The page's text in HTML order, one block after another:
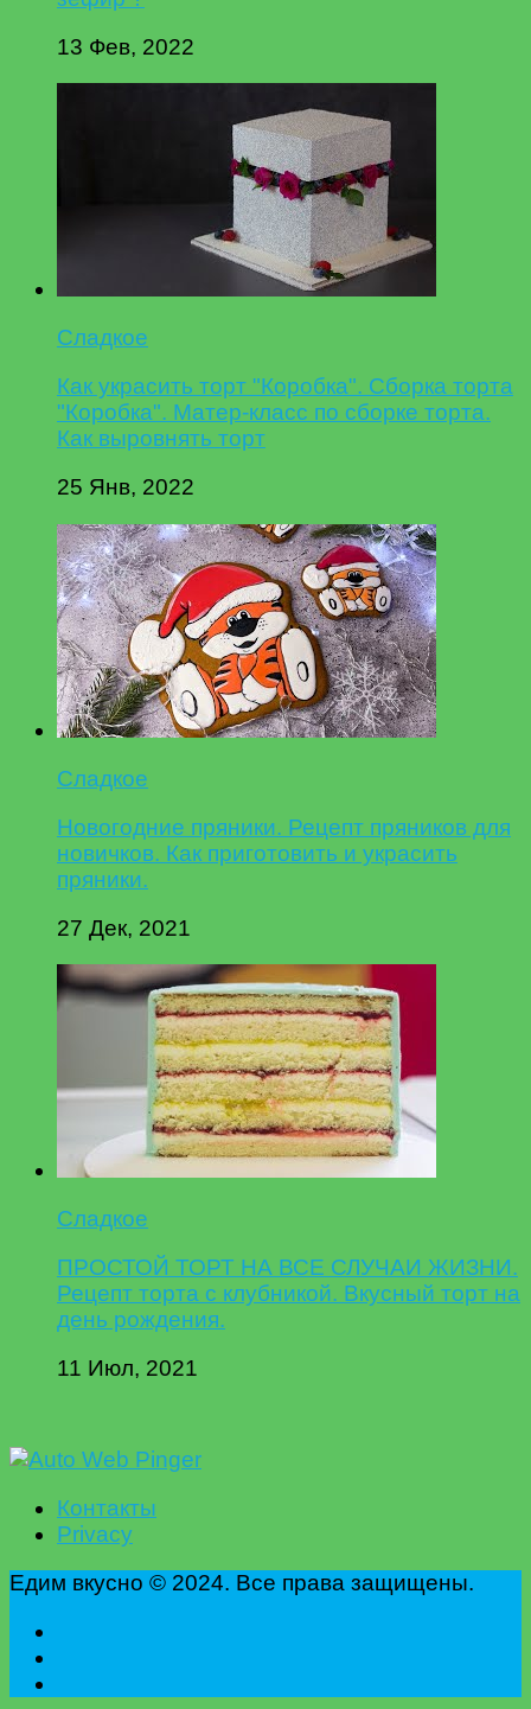
13 Фев, 2022
Сладкое
Как украсить торт "Коробка". Сборка торта
"Коробка". Матер-класс по сборке торта.
Как выровнять торт
25 Янв, 2022
Сладкое
Новогодние пряники. Рецепт пряников для
новичков. Как приготовить и украсить
пряники.
27 Дек, 2021
Сладкое
ПРОСТОЙ ТОРТ НА ВСЕ СЛУЧАИ ЖИЗНИ.
Рецепт торта с клубникой. Вкусный торт на
день рождения.
11 Июл, 2021
Контакты
Privacy
Едим вкусно © 2024. Все права защищены.